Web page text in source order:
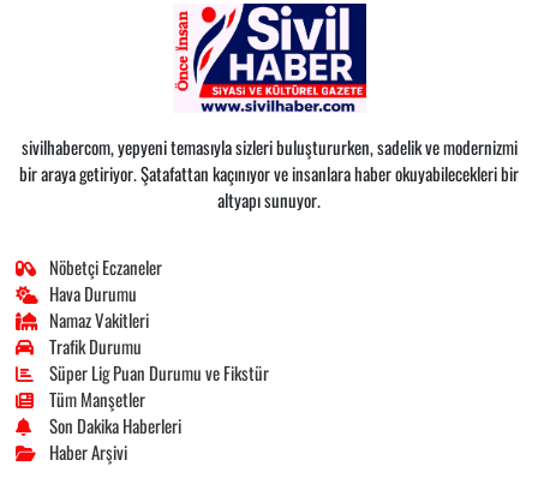
sivilhabercom, yepyeni temasıyla sizleri buluştururken, sadelik ve modernizmi
bir araya getiriyor. Şatafattan kaçınıyor ve insanlara haber okuyabilecekleri bir
altyapı sunuyor.
Nöbetçi Eczaneler
Hava Durumu
Namaz Vakitleri
Trafik Durumu
Süper Lig Puan Durumu ve Fikstür
Tüm Manşetler
Son Dakika Haberleri
Haber Arşivi